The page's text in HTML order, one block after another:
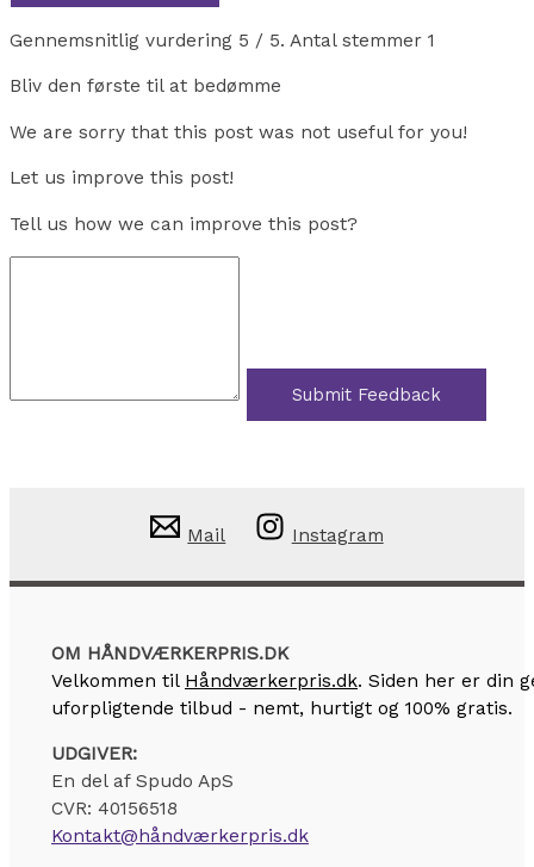
Gennemsnitlig vurdering 5 / 5. Antal stemmer 1
Bliv den første til at bedømme
We are sorry that this post was not useful for you!
Let us improve this post!
Tell us how we can improve this post?
Submit Feedback
Mail Instagram
OM HÅNDVÆRKERPRIS.DK
Velkommen til Håndværkerpris.dk. Siden her er din
uforpligtende tilbud - nemt, hurtigt og 100% gratis.
UDGIVER:
En del af Spudo ApS
CVR: 40156518
Kontakt@håndværkerpris.dk